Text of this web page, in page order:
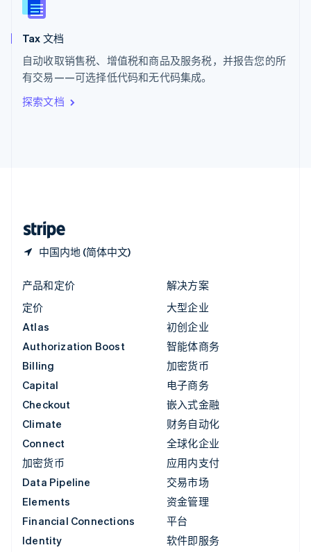
Tax 文档
自动收取销售税、增值税和商品及服务税，并报告您的所
有交易——可选择低代码和无代码集成。
探索文档
中国内地 (简体中文)
新西兰
匈牙利
意大利
ItalianoEnglish
印度
English
产品和定价
定价
Atlas
Authorization Boost
Billing
Capital
Checkout
Climate
Connect
加密货币
Data Pipeline
Elements
Financial Connections
Identity
解决方案
大型企业
初创企业
智能体商务
加密货币
电子商务
嵌入式金融
财务自动化
全球化企业
应用内支付
交易市场
资金管理
平台
软件即服务